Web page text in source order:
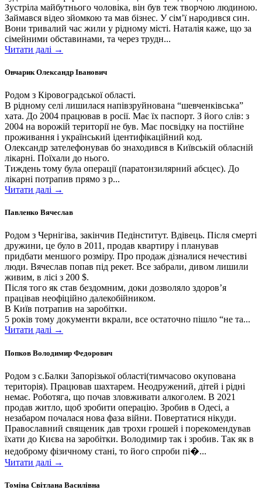
Зустріла майбутнього чоловіка, він був теж творчою людиною.
Займався відео зйомкою та мав бізнес. У сім’ї народився син.
Вони тривалий час жили у рідному місті. Наталія каже, що за
сімейними обставинами, та через трудн...
Читати далі →
Овчарик Олександр Іванович
Родом з Кіровоградської області.
В рідному селі лишилася напівзруйнована “шевченківська”
хата. До 2004 працював в росії. Має їх паспорт. З його слів: з
2004 на ворожій території не був. Має посвідку на постійне
проживання і український ідентифікаційний код.
Олександр зателефонував бо знаходився в Київській обласній
лікарні. Поїхали до нього.
Тиждень тому була операції (паратонзилярний абсцес). До
лікарні потрапив прямо з р...
Читати далі →
Павленко Вячеслав
Родом з Чернігіва, закінчив Педінститут. Вдівець. Після смерті
дружини, це було в 2011, продав квартиру і планував
придбати меншого розміру. Про продаж дізналися нечестиві
люди. Вячеслав попав під рекет. Все забрали, дивом лишили
живим, в лісі з 200 $.
Після того як став бездомним, доки дозволяло здоров’я
працівав неофіційно далекобійником.
В Київ потрапив на заробітки.
5 років тому документи вкрали, все остаточно пішло “не та...
Читати далі →
Попков Володимир Федорович
Родом з с.Балки Запорізької області(тимчасово окупована
територія). Працював шахтарем. Неодружений, дітей і рідні
немає. Роботяга, що почав зловживати алкоголем. В 2021
продав житло, щоб зробити операцію. Зробив в Одесі, а
незабаром почалася нова фаза війни. Повертатися нікуди.
Православний священик дав трохи грошей і порекомендував
їхати до Києва на заробітки. Володимир так і зробив. Так як в
недоброму фізичному стані, то його спроби пі�...
Читати далі →
Томіна Світлана Василівна